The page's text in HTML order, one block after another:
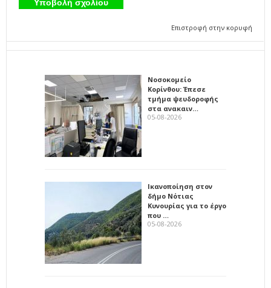
Επιστροφή στην κορυφή
Νοσοκομείο
Κορίνθου: Έπεσε
τμήμα ψευδοροφής
στα ανακαιν…
05-08-2026
Ικανοποίηση στον
δήμο Νότιας
Κυνουρίας για το έργο
που …
05-08-2026